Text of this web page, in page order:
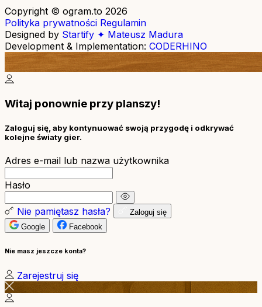
Copyright © ogram.to 2026
Polityka prywatności Regulamin
Designed by Startify ✦ Mateusz Madura
Development & Implementation: CODERHINO
Witaj ponownie przy planszy!
Zaloguj się, aby kontynuować swoją przygodę i odkrywać
kolejne światy gier.
Adres e-mail lub nazwa użytkownika
Hasło
Nie pamiętasz hasła?
Zaloguj się
Google
Facebook
Nie masz jeszcze konta?
Zarejestruj się